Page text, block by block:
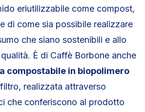
eriutilizzabile come compost,
di come sia possibile realizzare
che siano sostenibili e allo
È di Caffè Borbone anche
compostabile in biopolimero
realizzata attraverso
che conferiscono al prodotto